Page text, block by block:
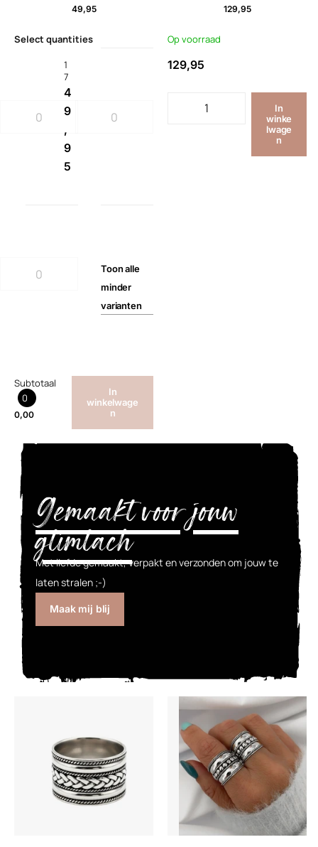
49,95
Select quantities
1
7
4
9
,
9
5
Toonalle
minder
varianten
Subtotaal
0
0,00
In
winkelwage
n
129,95
Op voorraad
129,95
In
winke
lwage
n
Gemaakt voor jouw
glimlach
Met liefde gemaakt, verpakt en verzonden om jouw te
laten stralen ;-)
Maak mij blij